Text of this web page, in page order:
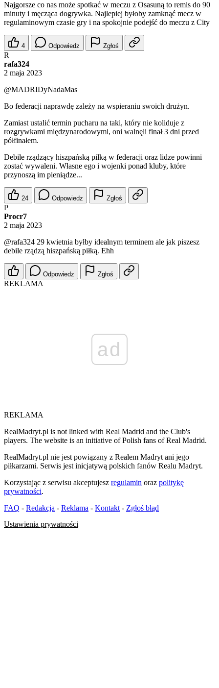
Najgorsze co nas może spotkać w meczu z Osasuną to remis do 90
minuty i męcząca dogrywka. Najlepiej byłoby zamknąć mecz w
regulaminowym czasie gry i na spokojnie podejść do meczu z City
4 Odpowiedz Zgłoś
R
rafa324
2 maja 2023
@MADRIDyNadaMas
Bo federacji naprawdę zależy na wspieraniu swoich drużyn.
Zamiast ustalić termin pucharu na taki, który nie koliduje z
rozgrywkami międzynarodowymi, oni walnęli finał 3 dni przed
półfinałem.
Debile rządzący hiszpańską piłką w federacji oraz lidze powinni
zostać wywaleni. Własne ego i wojenki ponad kluby, które
przynoszą im pieniądze...
24 Odpowiedz Zgłoś
P
Procr7
2 maja 2023
@rafa324 29 kwietnia byłby idealnym terminem ale jak piszesz
debile rządzą hiszpańską piłką. Ehh
Odpowiedz Zgłoś
REKLAMA
ad
REKLAMA
RealMadryt.pl is not linked with Real Madrid and the Club's
players. The website is an initiative of Polish fans of Real Madrid.
RealMadryt.pl nie jest powiązany z Realem Madryt ani jego
piłkarzami. Serwis jest inicjatywą polskich fanów Realu Madryt.
Korzystając z serwisu akceptujesz regulamin oraz politykę
prywatności.
FAQ - Redakcja - Reklama - Kontakt - Zgłoś błąd
Ustawienia prywatności